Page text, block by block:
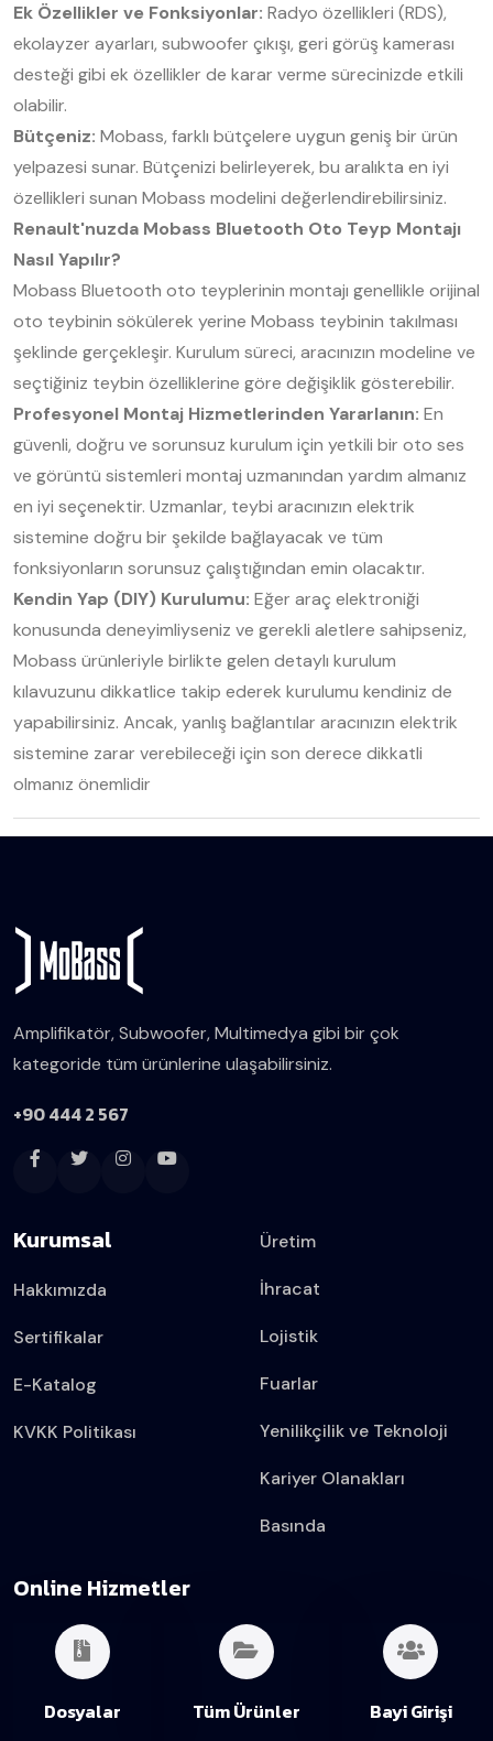
Ek Özellikler ve Fonksiyonlar: Radyo özellikleri (RDS),
ekolayzer ayarları, subwoofer çıkışı, geri görüş kamerası
desteği gibi ek özellikler de karar verme sürecinizde etkili
olabilir.
Bütçeniz: Mobass, farklı bütçelere uygun geniş bir ürün
yelpazesi sunar. Bütçenizi belirleyerek, bu aralıkta en iyi
özellikleri sunan Mobass modelini değerlendirebilirsiniz.
Renault'nuzda Mobass Bluetooth Oto Teyp Montajı
Nasıl Yapılır?
Mobass Bluetooth oto teyplerinin montajı genellikle orijinal
oto teybinin sökülerek yerine Mobass teybinin takılması
şeklinde gerçekleşir. Kurulum süreci, aracınızın modeline ve
seçtiğiniz teybin özelliklerine göre değişiklik gösterebilir.
Profesyonel Montaj Hizmetlerinden Yararlanın: En
güvenli, doğru ve sorunsuz kurulum için yetkili bir oto ses
ve görüntü sistemleri montaj uzmanından yardım almanız
en iyi seçenektir. Uzmanlar, teybi aracınızın elektrik
sistemine doğru bir şekilde bağlayacak ve tüm
fonksiyonların sorunsuz çalıştığından emin olacaktır.
Kendin Yap (DIY) Kurulumu: Eğer araç elektroniği
konusunda deneyimliyseniz ve gerekli aletlere sahipseniz,
Mobass ürünleriyle birlikte gelen detaylı kurulum
kılavuzunu dikkatlice takip ederek kurulumu kendiniz de
yapabilirsiniz. Ancak, yanlış bağlantılar aracınızın elektrik
sistemine zarar verebileceği için son derece dikkatli
olmanız önemlidir
Amplifikatör, Subwoofer, Multimedya gibi bir çok
kategoride tüm ürünlerine ulaşabilirsiniz.
+90 444 2 567
Kurumsal
Hakkımızda
Sertifikalar
E-Katalog
KVKK Politikası
Üretim
İhracat
Lojistik
Fuarlar
Yenilikçilik ve Teknoloji
Kariyer Olanakları
Basında
Online Hizmetler
Dosyalar Tüm Ürünler Bayi Girişi